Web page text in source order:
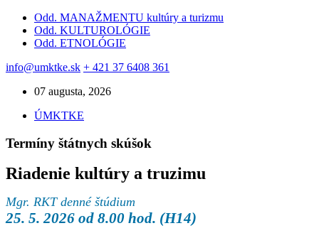
Odd. MANAŽMENTU kultúry a turizmu
Odd. KULTUROLÓGIE
Odd. ETNOLÓGIE
info@umktke.sk + 421 37 6408 361
07 augusta, 2026
ÚMKTKE
Termíny štátnych skúšok
Riadenie kultúry a truzimu
Mgr. RKT denné štúdium
25. 5. 2026 od 8.00 hod. (H14)